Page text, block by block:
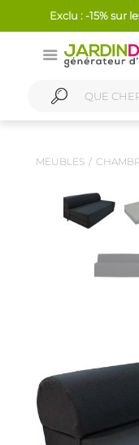
Exclu : -15% sur
MEUBLES